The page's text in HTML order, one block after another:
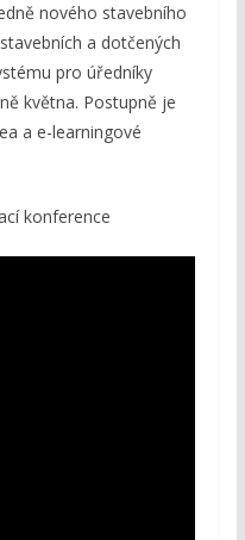
nového stavebního
a dotčených
pro úředníky
května. Postupně je
a e-learningové
konference